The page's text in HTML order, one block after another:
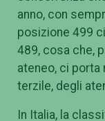
anno, con
posizione 499
489, cosa che,
ateneo, ci porta
terzile, degli
In Italia, la